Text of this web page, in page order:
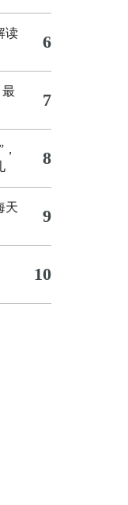
读
6
最
7
8
天
9
10